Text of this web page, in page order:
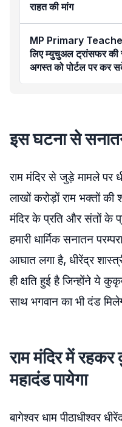
राहत की मांग
MP Primary
लिए म्युचुअल ट्रांसफर की सुविधा, 10-11
अगस्त को पोर्टल पर कर
नियम-शर्तें
इस घटना से
राम मंदिर से जुड़े मामले पर
लाखों करोड़ों राम भक्तों की
मंदिर के प्रति और संतों के
हमारी धार्मिक सनातन
आघात लगा है, धीरेंद्र
ही क्षति हुई है जिन्होंने ये
साथ भगवान का भी दंड
राम मंदिर में
महादंड पायेगा
बागेश्वर धाम पीठाधीश्वर